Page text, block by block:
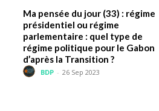
Ma pensée du jour (33) : régime
présidentiel ou régime
parlementaire : quel type de
régime politique pour le Gabon
d’après la Transition ?
BDP - 26 Sep 2023